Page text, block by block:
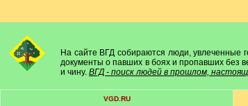
На сайте ВГД собираются люди, увлеченные
документы о павших в боях и пропавших без
и чину. ВГД - поиск людей в прошлом,
VGD.RU